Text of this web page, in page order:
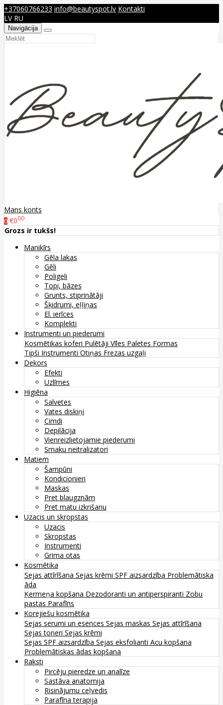
+37060766233 info@beautyspot.lv Kontakti
LV RU
Navigācija
Mans konts
0 €000
Grozs ir tukšs!
Manikīrs
Gēla lakas
Gēli
Poligeli
Topi, bāzes
Grunts, stiprinātāji
Šķidrumi, eļļiņas
El. ierīces
Komplekti
Instrumenti un piederumi
Kosmētikas koferi Pulētāji Vīles Paletes Formas
Tipši Instrumenti Otiņas Frezas uzgaļi
Dekors
Efekti
Uzlīmes
Higiēna
Salvetes
Vates diskiņi
Cimdi
Depilācija
Vienreizlietojamie piederumi
Smaku neitralizatori
Matiem
Šampūni
Kondicionieri
Maskas
Pret blaugznām
Pret matu izkrišanu
Uzacis un skropstas
Uzacis
Skropstas
Instrumenti
Grima otas
Kosmētika
Sejas attīrīšana Sejas krēmi SPF aizsardzība Problemātiska
āda
Ķermeņa kopšana Dezodoranti un antiperspiranti Zobu
pastas Parafīns
Korejiešu kosmētika
Sejas serumi un esences Sejas maskas Sejas attīrīšana
Sejas toneri Sejas krēmi
Sejas SPF aizsardzība Sejas eksfolianti Acu kopšana
Problemātiskas ādas kopšana
Raksti
Pircēju pieredze un analīze
Sastāva anatomija
Risinājumu ceļvedis
Parafīna terapija